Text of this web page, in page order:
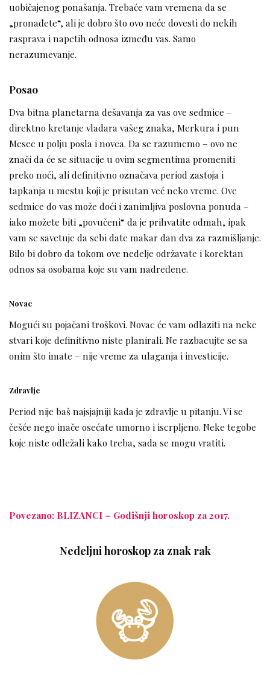
uobičajenog ponašanja. Trebaće vam vremena da se
„pronađete“, ali je dobro što ovo neće dovesti do nekih
rasprava i napetih odnosa između vas. Samo
nerazumevanje.
Posao
Dva bitna planetarna dešavanja za vas ove sedmice –
direktno kretanje vladara vašeg znaka, Merkura i pun
Mesec u polju posla i novca. Da se razumemo – ovo ne
znači da će se situacije u ovim segmentima promeniti
preko noći, ali definitivno označava period zastoja i
tapkanja u mestu koji je prisutan već neko vreme. Ove
sedmice do vas može doći i zanimljiva poslovna ponuda –
iako možete biti „povučeni“ da je prihvatite odmah, ipak
vam se savetuje da sebi date makar dan dva za razmišljanje.
Bilo bi dobro da tokom ove nedelje održavate i korektan
odnos sa osobama koje su vam nadređene.
Novac
Mogući su pojačani troškovi. Novac će vam odlaziti na neke
stvari koje definitivno niste planirali. Ne razbacujte se sa
onim što imate – nije vreme za ulaganja i investicije.
Zdravlje
Period nije baš najsjajniji kada je zdravlje u pitanju. Vi se
češće nego inače osećate umorno i iscrpljeno. Neke tegobe
koje niste odležali kako treba, sada se mogu vratiti.
Povezano: BLIZANCI – Godišnji horoskop za 2017.
Nedeljni horoskop za znak rak